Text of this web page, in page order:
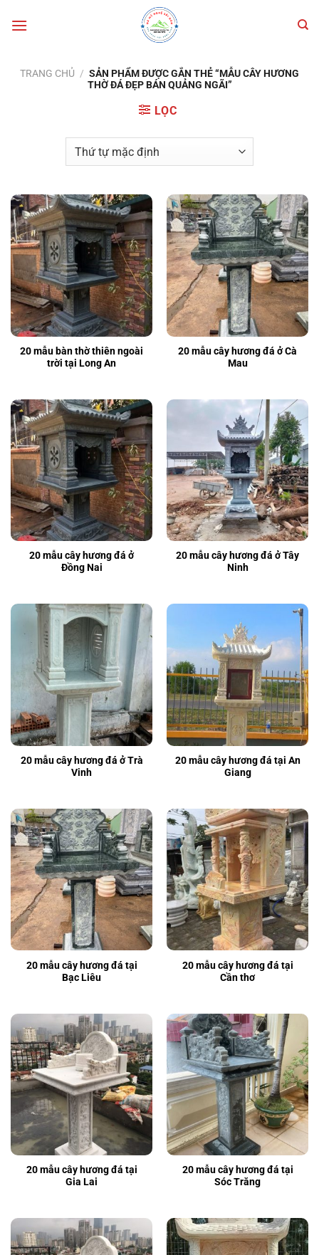
qua
TRANG CHỦ / SẢN PHẨM ĐƯỢC GẮN THẺ “MẪU CÂY HƯƠNG
THỜ ĐÁ ĐẸP BÁN QUẢNG NGÃI”
LỌC
20 mẫu bàn thờ thiên ngoài
trời tại Long An
20 mẫu cây hương đá ở Cà
Mau
20 mẫu cây hương đá ở
Đồng Nai
20 mẫu cây hương đá ở Tây
Ninh
20 mẫu cây hương đá ở Trà
Vinh
20 mẫu cây hương đá tại An
Giang
20 mẫu cây hương đá tại
Bạc Liêu
20 mẫu cây hương đá tại
Cần thơ
20 mẫu cây hương đá tại
Gia Lai
20 mẫu cây hương đá tại
Sóc Trăng